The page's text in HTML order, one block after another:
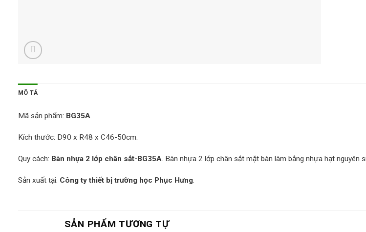
MÔ TẢ
Mã sản phẩm: BG35A
Kích thước: D90 x R48 x C46-50cm.
Quy cách: Bàn nhựa 2 lớp chân sắt-BG35A. Bàn nhựa 2 lớp chân sắt mặt bàn làm bằng nhựa hạt nguyên
Sản xuất tại: Công ty thiết bị trường học Phục Hưng.
SẢN PHẨM TƯƠNG TỰ